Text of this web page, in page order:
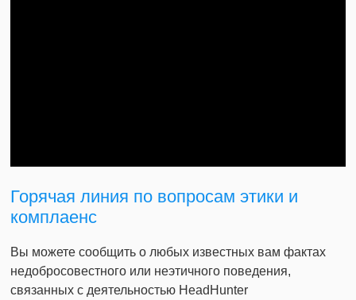
Горячая линия по вопросам этики и
комплаенс
Вы можете сообщить о любых известных вам фактах
недобросовестного или неэтичного поведения,
связанных с деятельностью HeadHunter